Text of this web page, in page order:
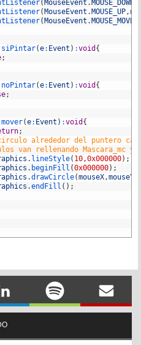
( MouseEvent . MOUSE_DOWN
( MouseEvent . MOUSE_UP,
( MouseEvent . MOUSE_MOVE
siPintar(e: Event ) :void {
;
noPintar(e: Event ) :void {
;
mover(e: Event ) :void {
;
alrededor del puntero
van rellenando Mascara_mc y
. lineStyle( 10,0x000000) ;
. beginFill (0x000000) ;
.drawCircle(mouseX,mouseY
.endFill ( ) ;